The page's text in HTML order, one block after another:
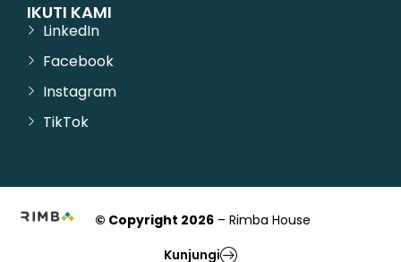
IKUTI KAMI
LinkedIn
Facebook
Instagram
TikTok
© Copyright 2026– Rimba House
Kunjungi